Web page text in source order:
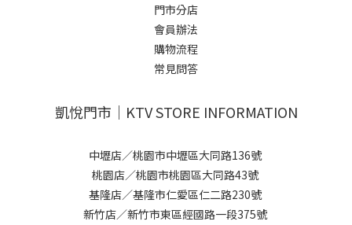
門市分店
會員辦法
購物流程
常見問答
凱悅門市｜KTV STORE INFORMATION
中壢店／桃園市中壢區大同路136號
桃園店／桃園市桃園區大同路43號
基隆店／基隆市仁愛區仁二路230號
新竹店／新竹市東區經國路一段375號